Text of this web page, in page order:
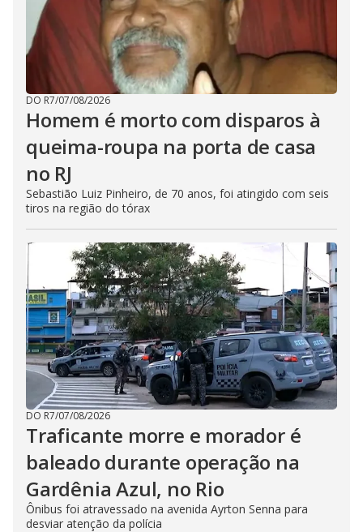
DO R7/07/08/2026
Homem é morto com disparos à
queima-roupa na porta de casa
no RJ
Sebastião Luiz Pinheiro, de 70 anos, foi atingido com seis
tiros na região do tórax
DO R7/07/08/2026
Traficante morre e morador é
baleado durante operação na
Gardênia Azul, no Rio
Ônibus foi atravessado na avenida Ayrton Senna para
desviar atenção da polícia